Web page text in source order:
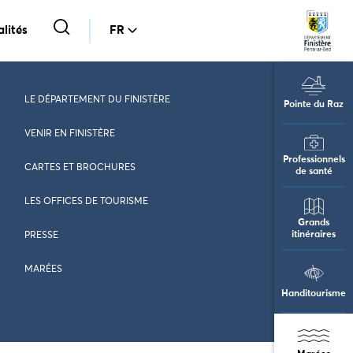
FR
Pointe du Raz
Professionnels
de santé
Grands
itinéraires
Handitourisme
LE DÉPARTEMENT DU FINISTÈRE
VENIR EN FINISTÈRE
CARTES ET BROCHURES
LES OFFICES DE TOURISME
PRESSE
MARÉES